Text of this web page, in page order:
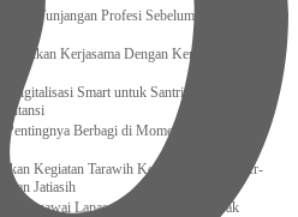
Tunjangan Profesi Sebelum Lebaran
Sahkan Kerjasama Dengan Kemenbud
Digitalisasi Smart untuk Santri Produktif
Intansi
Pentingnya Berbagi di Momen Ramadan
Kegiatan Tarawih Keliling di Masjid Ar-
Jatiasih
Pegawai Lapas Gunungsitoli Kompak